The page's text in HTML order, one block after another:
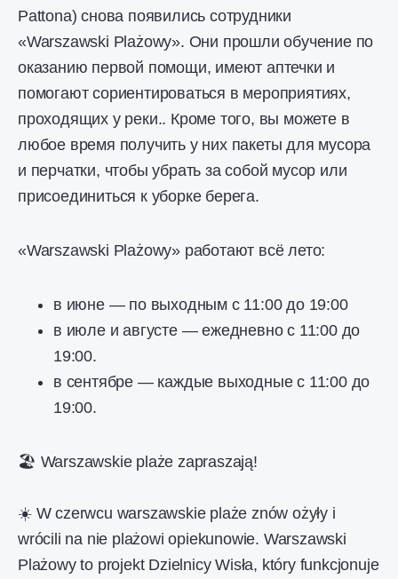
Pattona) снова появились сотрудники
«Warszawski Plażowy». Они прошли обучение по
оказанию первой помощи, имеют аптечки и
помогают сориентироваться в мероприятиях,
проходящих у реки.. Кроме того, вы можете в
любое время получить у них пакеты для мусора
и перчатки, чтобы убрать за собой мусор или
присоединиться к уборке берега.
«Warszawski Plażowy» работают всё лето:
в июне — по выходным с 11:00 до 19:00
в июле и августе — ежедневно с 11:00 до
19:00.
в сентябре — каждые выходные с 11:00 до
19:00.
🏖️ Warszawskie plaże zapraszają!
☀️ W czerwcu warszawskie plaże znów ożyły i
wrócili na nie plażowi opiekunowie. Warszawski
Plażowy to projekt Dzielnicy Wisła, który funkcjonuje